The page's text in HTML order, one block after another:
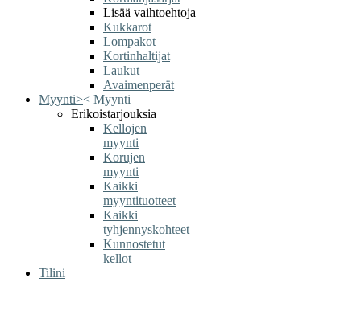
Lisää vaihtoehtoja
Kukkarot
Lompakot
Kortinhaltijat
Laukut
Avaimenperät
Myynti>< Myynti
Erikoistarjouksia
Kellojen
myynti
Korujen
myynti
Kaikki
myyntituotteet
Kaikki
tyhjennyskohteet
Kunnostetut
kellot
Tilini